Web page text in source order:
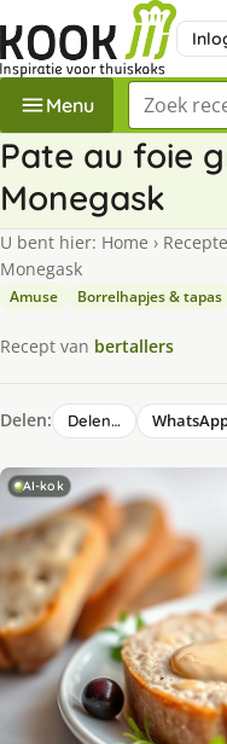
Menu Zoek een
Pate au foie
Monegask
U bent hier: Home ›
Monegask
Amuse Borrelhapjes & tapas
Recept van bertallers
Delen: Delen…
AI-kok